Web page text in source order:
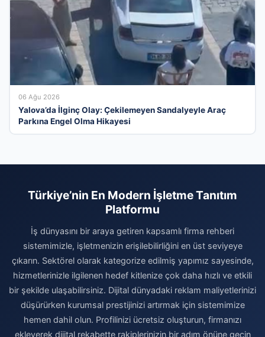
06 Ağu 2026
Yalova’da İlginç Olay: Çekilemeyen Sandalyeyle Araç
Parkına Engel Olma Hikayesi
Türkiye’nin En Modern İşletme Tanıtım
Platformu
İş dünyasını bir araya getiren kapsamlı firma rehberi
sistemimizle, işletmenizin erişilebilirliğini en üst seviyeye
çıkarın. Sektörel olarak kategorize edilmiş yapımız sayesinde,
hizmetlerinizle ilgilenen hedef kitlenize çok daha hızlı ve etkili
bir şekilde ulaşabilirsiniz. Dijital dünyadaki reklam maliyetlerinizi
düşürürken kurumsal prestijinizi artırmak için sistemimize
hemen dahil olun. Profilinizi ücretsiz oluşturun, firmanızı
ekleyerek dijital rekabette rakiplerinizin bir adım önüne geçin